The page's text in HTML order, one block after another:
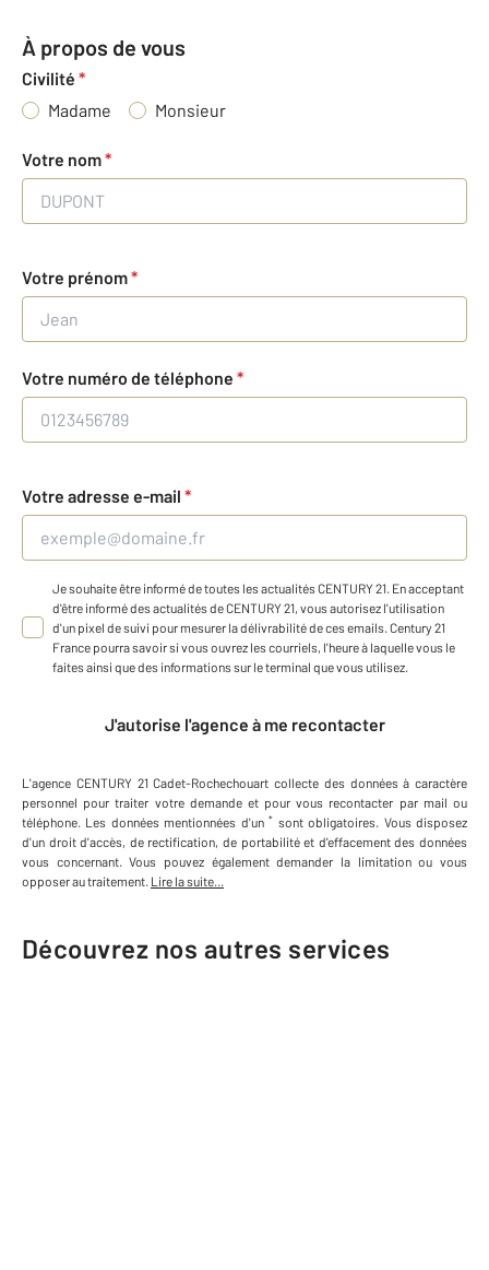
À propos de vous
Civilité *
Madame
Monsieur
Votre nom*
Votre prénom*
Votre numéro de téléphone *
Votre adresse e-mail *
Je souhaite être informé de toutes les actualités CENTURY 21. En acceptant
d'être informé des actualités de CENTURY 21, vous autorisez l'utilisation
d'un pixel de suivi pour mesurer la délivrabilité de ces emails. Century 21
France pourra savoir si vous ouvrez les courriels, l'heure à laquelle vous le
faites ainsi que des informations sur le terminal que vous utilisez.
J'autorise l'agence à me recontacter
L'agence CENTURY 21 Cadet-Rochechouart collecte des données à caractère
personnel pour traiter votre demande et pour vous recontacter par mail ou
téléphone. Les données mentionnées d'un * sont obligatoires. Vous disposez
d'un droit d'accès, de rectification, de portabilité et d'effacement des données
vous concernant. Vous pouvez également demander la limitation ou vous
opposer au traitement. Lire la suite...
Découvrez nos autres services